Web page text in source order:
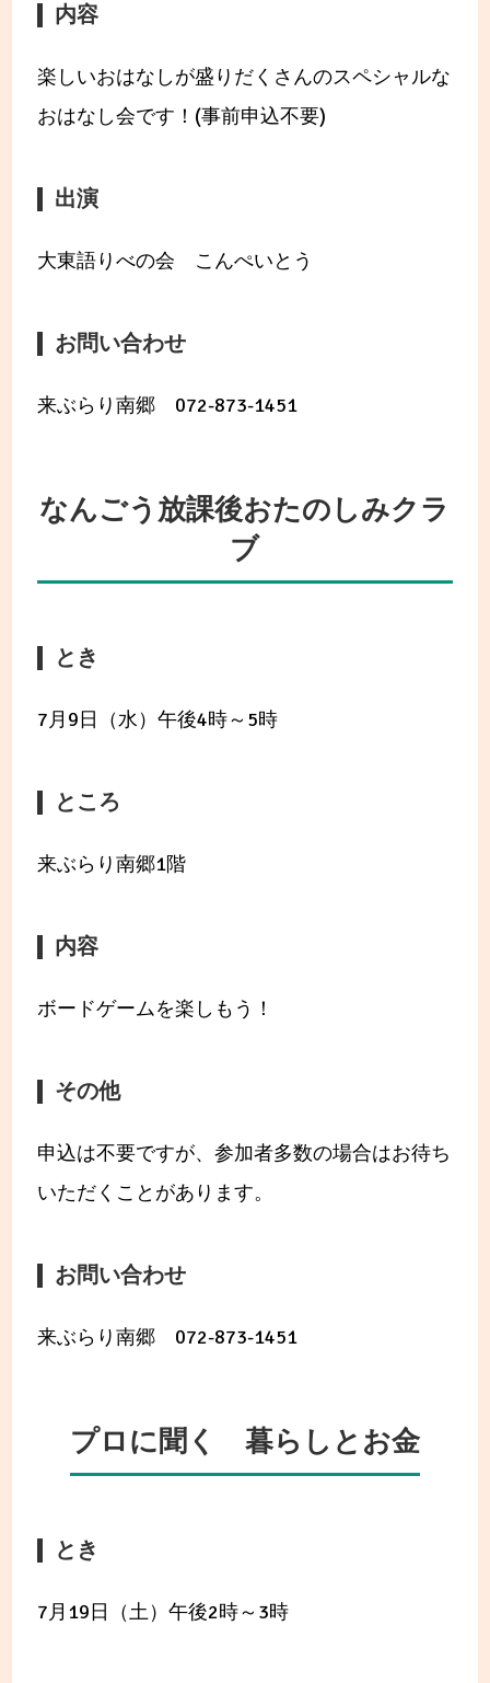
内容
楽しいおはなしが盛りだくさんのスペシャルな
おはなし会です！(事前申込不要)
出演
大東語りべの会 こんぺいとう
お問い合わせ
来ぶらり南郷 072-873-1451
なんごう放課後おたのしみクラ
ブ
とき
7月9日（水）午後4時～5時
ところ
来ぶらり南郷1階
内容
ボードゲームを楽しもう！
その他
申込は不要ですが、参加者多数の場合はお待ち
いただくことがあります。
お問い合わせ
来ぶらり南郷 072-873-1451
プロに聞く 暮らしとお金
とき
7月19日（土）午後2時～3時